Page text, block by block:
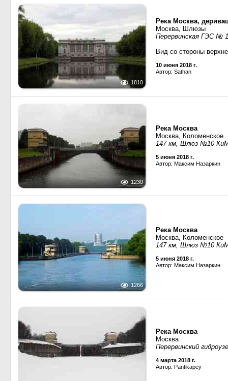
1810
Река Москва,
Москва, Шлюзы
Перервинская ГЭС №
Вид со стороны
10 июня 2018 г.
Автор: Sathan
1230
Река Москва
Москва, Коломенское
147 км, Шлюз №10
5 июня 2018 г.
Автор: Максим Назаркин
1266
Река Москва
Москва, Коломенское
147 км, Шлюз №10
5 июня 2018 г.
Автор: Максим Назаркин
Река Москва
Москва
Перервинский
4 марта 2018 г.
Автор: Pantikapey